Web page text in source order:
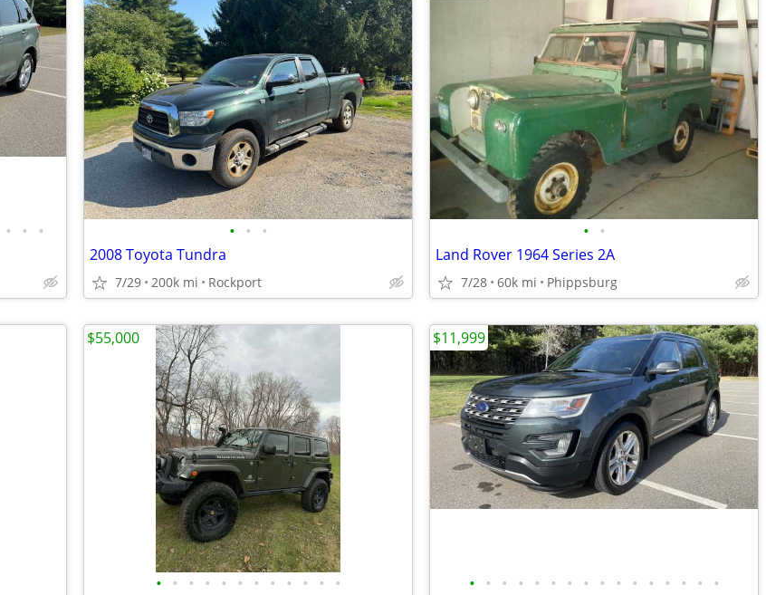
• • • • • •
2008 Toyota Tundra
7/29 200k mi Rockport
• •
Land Rover 1964 Series 2A
7/28 60k mi Phippsburg
• • • • • • • • • • • •
$55,000
• • • • • • • • • • • • • • • •
$11,999